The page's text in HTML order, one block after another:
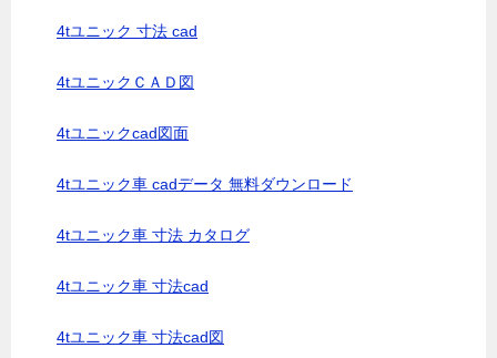
4tユニック 寸法 cad
4tユニックＣＡＤ図
4tユニックcad図面
4tユニック車 cadデータ 無料ダウンロード
4tユニック車 寸法 カタログ
4tユニック車 寸法cad
4tユニック車 寸法cad図